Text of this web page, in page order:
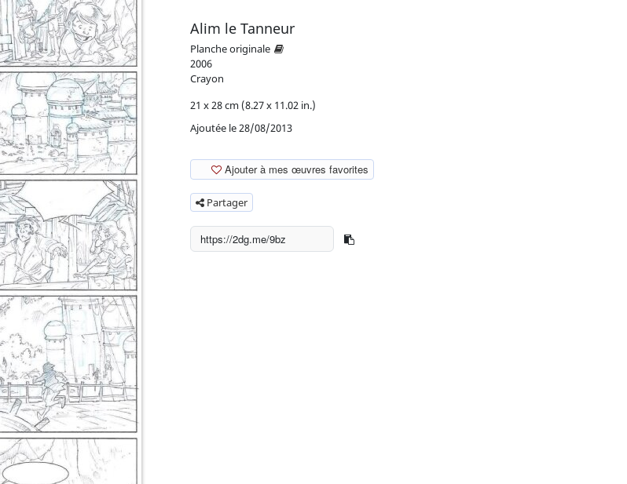
Alim le Tanneur
Planche originale
2006
Crayon
21 x 28 cm (8.27 x 11.02 in.)
Ajoutée le 28/08/2013
Ajouter à mes œuvres favorites
Partager